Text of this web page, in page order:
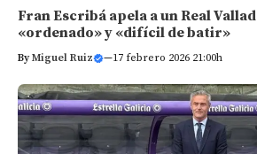
Fran Escribá apela a un Real
«ordenado» y «difícil de batir»
ByMiguel Ruiz —17 febrero 2026 21:00h